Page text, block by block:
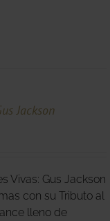
Jackson
Vivas: Gus Jackson
con su Tributo al
lleno de